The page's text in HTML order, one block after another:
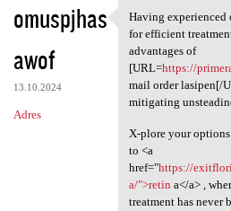
omuspjhas
awof
13.10.2024
Adres
Having
Having experienced
for efficient
advantages of
[URL=https://
mail order lasipen[/
mitigating
X-plore your
to <a
href="https://
a/">retin a</a> ,
treatment has never